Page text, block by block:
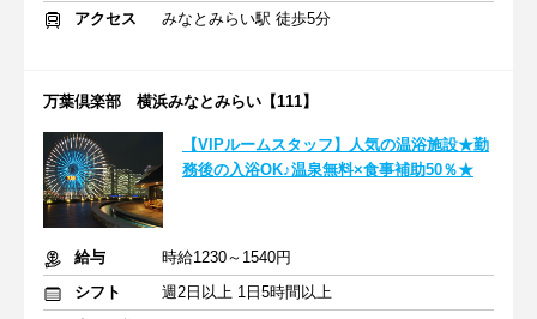
アクセス
みなとみらい駅 徒歩5分
万葉倶楽部 横浜みなとみらい【111】
【VIPルームスタッフ】人気の温浴施設★勤
務後の入浴OK♪温泉無料×食事補助50％★
給与
時給1230～1540円
シフト
週2日以上 1日5時間以上